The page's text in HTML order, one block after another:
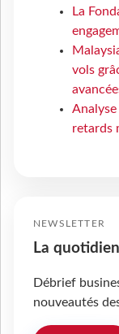
La
vols
Analyse
retards
NEWSLETTER
La
Débrief
nouveautés